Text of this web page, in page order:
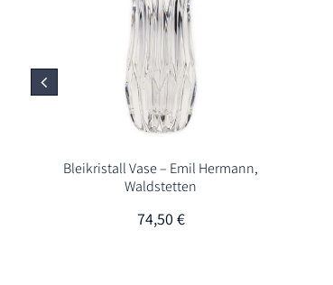
Bleikristall Vase – Emil Hermann,
Waldstetten
74,50 €